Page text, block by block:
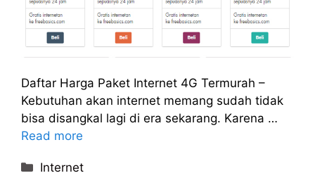
Daftar Harga Paket Internet 4G Termurah –
Kebutuhan akan internet memang sudah tidak
bisa disangkal lagi di era sekarang. Karena …
Read more
Categories
Internet